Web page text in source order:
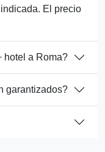
El precio
hotel a Roma?
garantizados?